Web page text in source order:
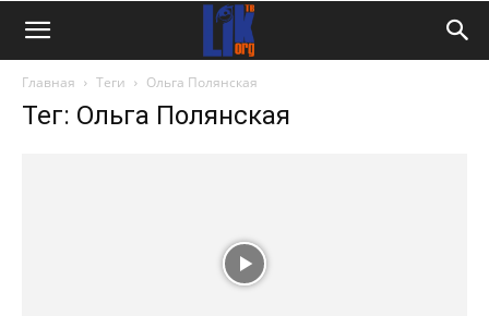
Главная Теги Ольга Полянская
Тег: Ольга Полянская